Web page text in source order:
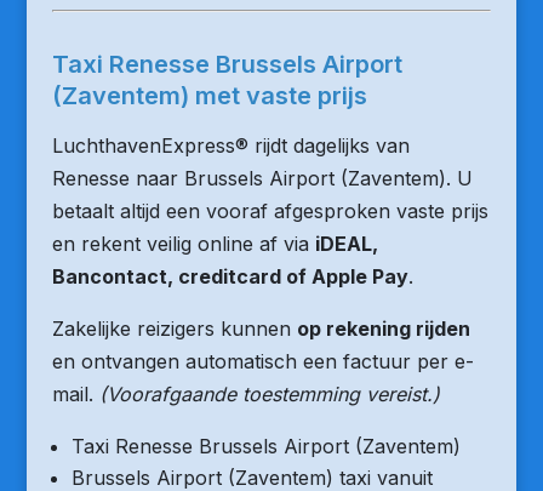
Taxi Renesse Brussels Airport
(Zaventem) met vaste prijs
LuchthavenExpress® rijdt dagelijks van
Renesse naar Brussels Airport (Zaventem). U
betaalt altijd een vooraf afgesproken vaste prijs
en rekent veilig online af via iDEAL,
Bancontact, creditcard of Apple Pay.
Zakelijke reizigers kunnen op rekening rijden
en ontvangen automatisch een factuur per e-
mail. (Voorafgaande toestemming vereist.)
Taxi Renesse Brussels Airport (Zaventem)
Brussels Airport (Zaventem) taxi vanuit